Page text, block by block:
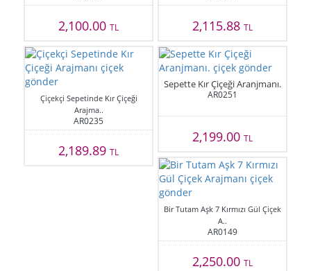
2,100.00TL 2,115.88 TL
Çiçekçi Sepetinde Kır Çiçeği
Arajma..
AR0235
2,189.89TL
Sepette Kır Çiçeği Aranjmanı.
AR0251
2,199.00 TL
Bir Tutam Aşk 7 Kırmızı Gül Çiçek
A..
AR0149
2,250.00 TL